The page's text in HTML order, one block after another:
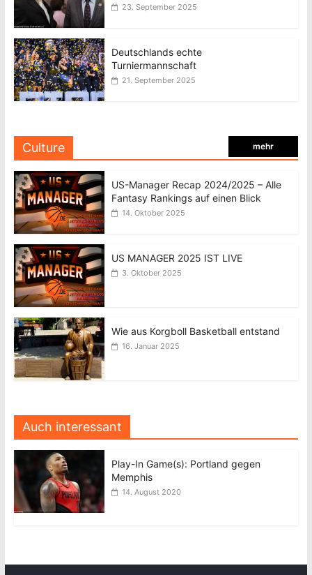
23. September 2025
Deutschlands echte
Turniermannschaft
21. September 2025
Culture mehr
US-Manager Recap 2024/2025 – Alle
Fantasy Rankings auf einen Blick
14. Oktober 2025
US MANAGER 2025 IST LIVE
3. Oktober 2025
Wie aus Korgboll Basketball entstand
16. Januar 2025
Auch interessant
Play-In Game(s): Portland gegen
Memphis
14. August 2020